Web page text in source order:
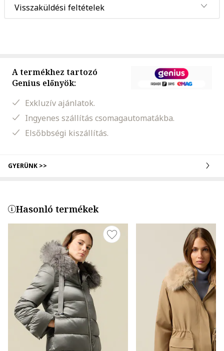
Visszaküldési feltételek
A termékhez tartozó
Genius előnyök:
Exkluzív ajánlatok.
Ingyenes szállítás csomagautomatákba.
Elsőbbségi kiszállítás.
GYERÜNK >>
Hasonló termékek